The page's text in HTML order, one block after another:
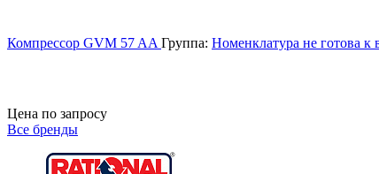
Компрессор GVM 57 AAГруппа: Номенклатура не готова к
Цена по запросу
Все бренды